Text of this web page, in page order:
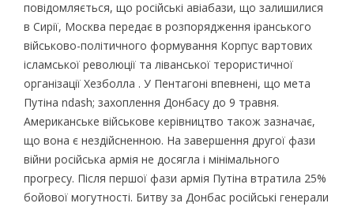
повідомляється, що російські авіабази, що залишилися
в Сирії, Москва передає в розпорядження іранського
військово-політичного формування Корпус вартових
ісламської революції та ліванської терористичної
організації Хезболла . У Пентагоні впевнені, що мета
Путіна ndash; захоплення Донбасу до 9 травня.
Американське військове керівництво також зазначає,
що вона є нездійсненною. На завершення другої фази
війни російська армія не досягла і мінімального
прогресу. Після першої фази армія Путіна втратила 25%
бойової могутності. Битву за Донбас російські генерали